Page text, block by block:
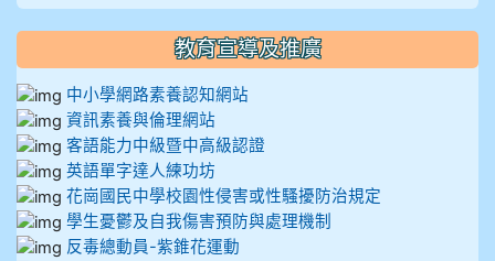
教育宣導及推廣
中小學網路素養認知網站
資訊素養與倫理網站
客語能力中級暨中高級認證
英語單字達人練功坊
花崗國民中學校園性侵害或性騷擾防治規定
學生憂鬱及自我傷害預防與處理機制
反毒總動員-紫錐花運動